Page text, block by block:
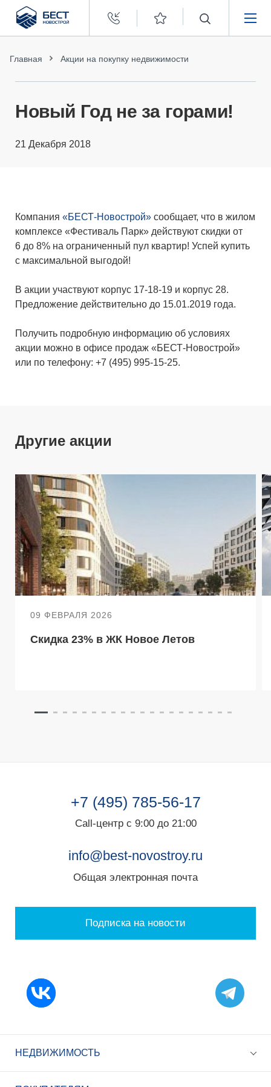
Бест
Новострой
ПОКУПАТЕЛЯМ
Главная Акции на покупку недвижимости
Новый Год не за горами!
21 Декабря 2018
Компания «БЕСТ-Новострой» сообщает, что в жилом
комплексе «Фестиваль Парк» действуют скидки от
6 до 8% на ограниченный пул квартир! Успей купить
с максимальной выгодой!
В акции участвуют корпус 17-18-19 и корпус 28.
Предложение действительно до 15.01.2019 года.
Получить подробную информацию об условиях
акции можно в офисе продаж «БЕСТ-Новострой»
или по телефону: +7 (495) 995-15-25.
Другие акции
09 ФЕВРАЛЯ 2026
Скидка 23% в ЖК Новое Летов
+7 (495) 785-56-17
Call-центр с 9:00 до 21:00
info@best-novostroy.ru
Общая электронная почта
Подписка на новости
НЕДВИЖИМОСТЬ